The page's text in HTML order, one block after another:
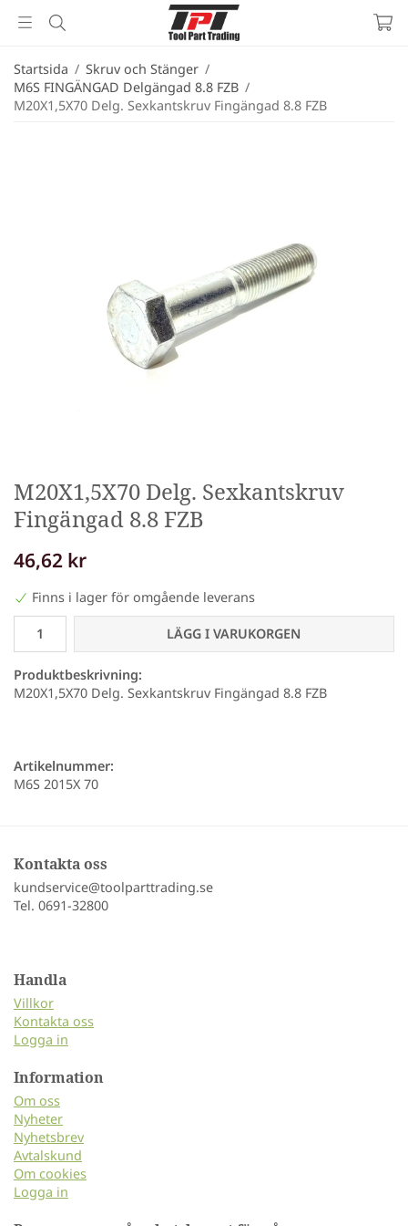
Startsida / Skruv och Stänger /
M6S FINGÄNGAD Delgängad 8.8 FZB /
M20X1,5X70 Delg. Sexkantskruv Fingängad 8.8 FZB
M20X1,5X70 Delg. Sexkantskruv
Fingängad 8.8 FZB
46,62 kr
Finns i lager för omgående leverans
LÄGG I VARUKORGEN
Produktbeskrivning:
M20X1,5X70 Delg. Sexkantskruv Fingängad 8.8 FZB
Artikelnummer:
M6S 2015X 70
Kontakta oss
kundservice@toolparttrading.se
Tel. 0691-32800
Handla
Villkor
Kontakta oss
Logga in
Information
Om oss
Nyheter
Nyhetsbrev
Avtalskund
Om cookies
Logga in